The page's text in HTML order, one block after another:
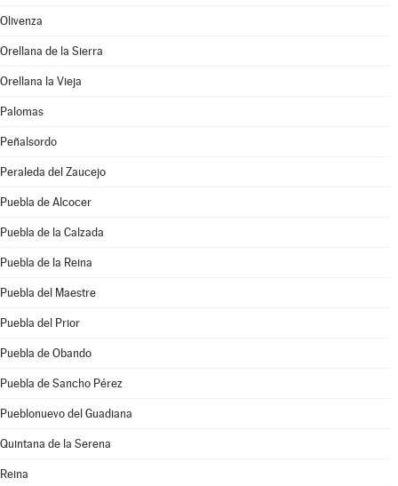
Olivenza
Orellana de la Sierra
Orellana la Vieja
Palomas
Peñalsordo
Peraleda del Zaucejo
Puebla de Alcocer
Puebla de la Calzada
Puebla de la Reina
Puebla del Maestre
Puebla del Prior
Puebla de Obando
Puebla de Sancho Pérez
Pueblonuevo del Guadiana
Quintana de la Serena
Reina